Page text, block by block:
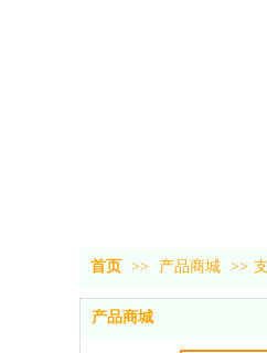
首页 >> 产品商城 >>
产品商城